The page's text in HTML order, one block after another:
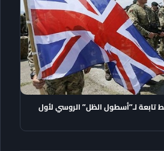
تابعة لـ”أسطول الظل” الروسي لأول